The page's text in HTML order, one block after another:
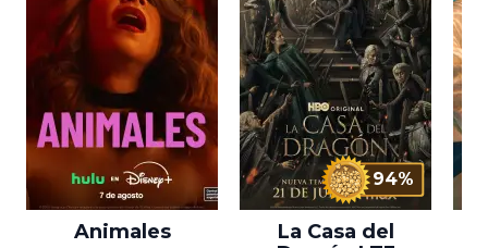
Animales
94%
La Casa del